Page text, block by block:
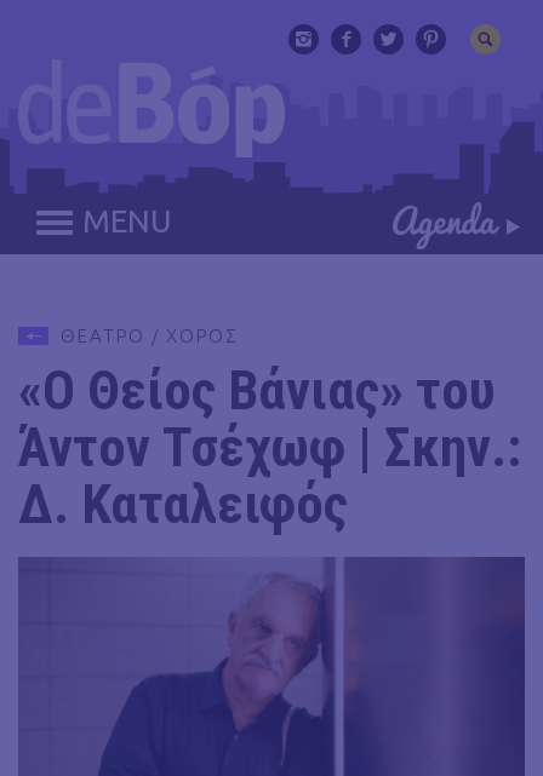
MENU
ΘΕΑΤΡΟ / ΧΟΡΟΣ
«Ο Θείος Βάνιας» του
Άντον Τσέχωφ | Σκην.:
Δ. Καταλειφός